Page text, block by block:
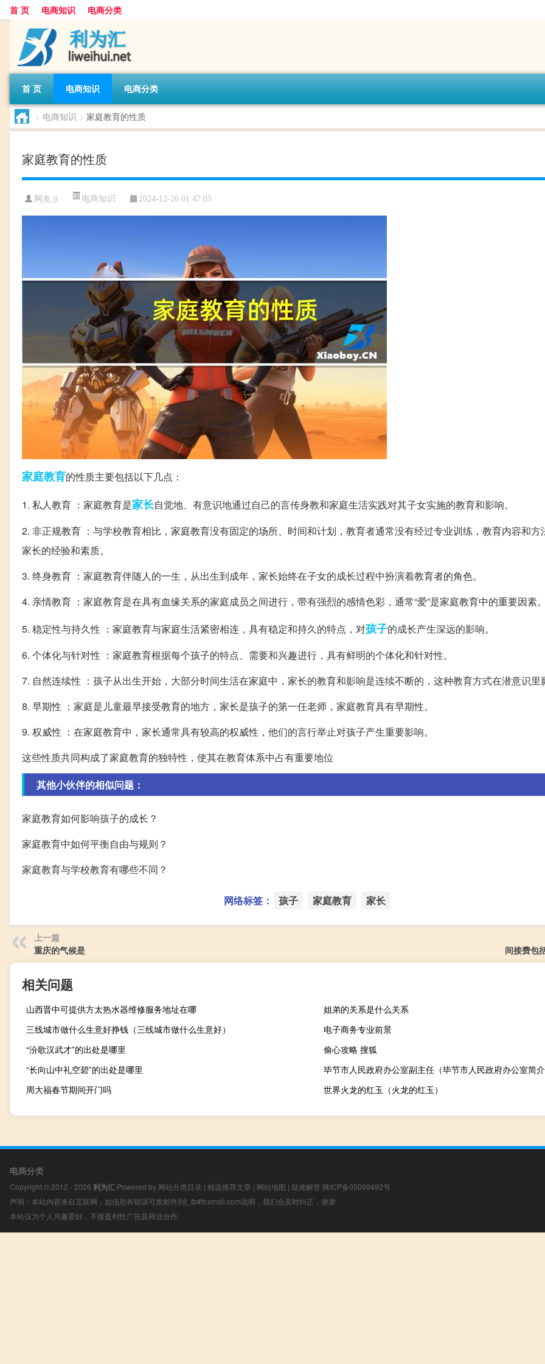
首 页 电商知识 电商分类
首 页 电商知识 电商分类
> 电商知识 > 家庭教育的性质
家庭教育的性质
网友:jt 电商知识 2024-12-26 01:47:05
家庭教育的性质主要包括以下几点：
1. 私人教育 ：家庭教育是家长自觉地、有意识地通过自己的言传身教和家庭生活实践对其子女实施的教育和影响。
2. 非正规教育 ：与学校教育相比，家庭教育没有固定的场所、时间和计划，教育者通常没有经过专业训练，教育内容和方
家长的经验和素质。
3. 终身教育 ：家庭教育伴随人的一生，从出生到成年，家长始终在子女的成长过程中扮演着教育者的角色。
4. 亲情教育 ：家庭教育是在具有血缘关系的家庭成员之间进行，带有强烈的感情色彩，通常“爱”是家庭教育中的重要因素
5. 稳定性与持久性 ：家庭教育与家庭生活紧密相连，具有稳定和持久的特点，对孩子的成长产生深远的影响。
6. 个体化与针对性 ：家庭教育根据每个孩子的特点、需要和兴趣进行，具有鲜明的个体化和针对性。
7. 自然连续性 ：孩子从出生开始，大部分时间生活在家庭中，家长的教育和影响是连续不断的，这种教育方式在潜意识里
8. 早期性 ：家庭是儿童最早接受教育的地方，家长是孩子的第一任老师，家庭教育具有早期性。
9. 权威性 ：在家庭教育中，家长通常具有较高的权威性，他们的言行举止对孩子产生重要影响。
这些性质共同构成了家庭教育的独特性，使其在教育体系中占有重要地位
其他小伙伴的相似问题：
家庭教育如何影响孩子的成长？
家庭教育中如何平衡自由与规则？
家庭教育与学校教育有哪些不同？
网络标签： 孩子 家庭教育 家长
上一篇
重庆的气候是
间接费包
相关问题
山西晋中可提供方太热水器维修服务地址在哪
姐弟的关系是什么关系
三线城市做什么生意好挣钱（三线城市做什么生意好）
电子商务专业前景
“汾歌汉武才”的出处是哪里
偷心攻略 搜狐
“长向山中礼空碧”的出处是哪里
毕节市人民政府办公室副主任（毕节市人民政府办公室简
周大福春节期间开门吗
世界火龙的红玉（火龙的红玉）
电商分类
Copyright © 2012 - 2026 利为汇 Powered by 网站分类目录 | 精选推荐文章 | 网站地图 | 疑难解答 陕ICP备05009492号
声明：本站内容来自互联网，如信息有错误可发邮件到f_fb#foxmail.com说明，我们会及时纠正，谢谢
本站仅为个人兴趣爱好，不接盈利性广告及商业合作